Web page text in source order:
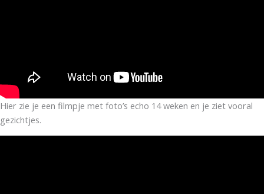
Hier zie je een filmpje met foto’s echo 14 weken en je ziet vooral
gezichtjes.